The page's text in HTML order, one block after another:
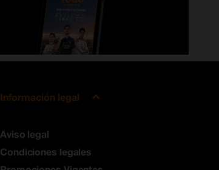
Información legal
Aviso legal
Condiciones legales